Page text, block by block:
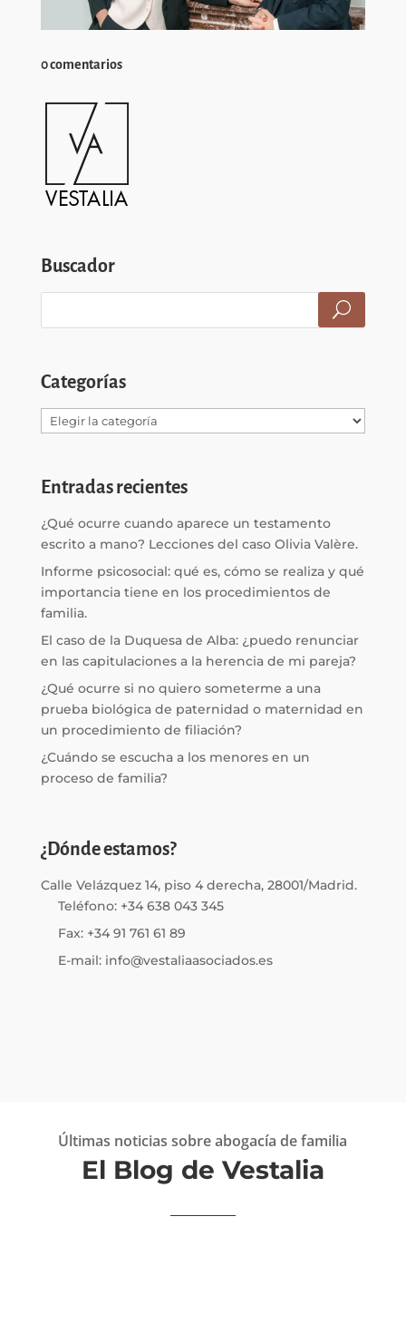
0 comentarios
Buscador
Categorías
Categorías
Entradas recientes
¿Qué ocurre cuando aparece un testamento
escrito a mano? Lecciones del caso Olivia Valère.
Informe psicosocial: qué es, cómo se realiza y qué
importancia tiene en los procedimientos de
familia.
El caso de la Duquesa de Alba: ¿puedo renunciar
en las capitulaciones a la herencia de mi pareja?
¿Qué ocurre si no quiero someterme a una
prueba biológica de paternidad o maternidad en
un procedimiento de filiación?
¿Cuándo se escucha a los menores en un
proceso de familia?
¿Dónde estamos?
Calle Velázquez 14, piso 4 derecha, 28001/Madrid.
Teléfono: +34 638 043 345
Fax: +34 91 761 61 89
E-mail: info@vestaliaasociados.es
Últimas noticias sobre abogacía de familia
El Blog de Vestalia